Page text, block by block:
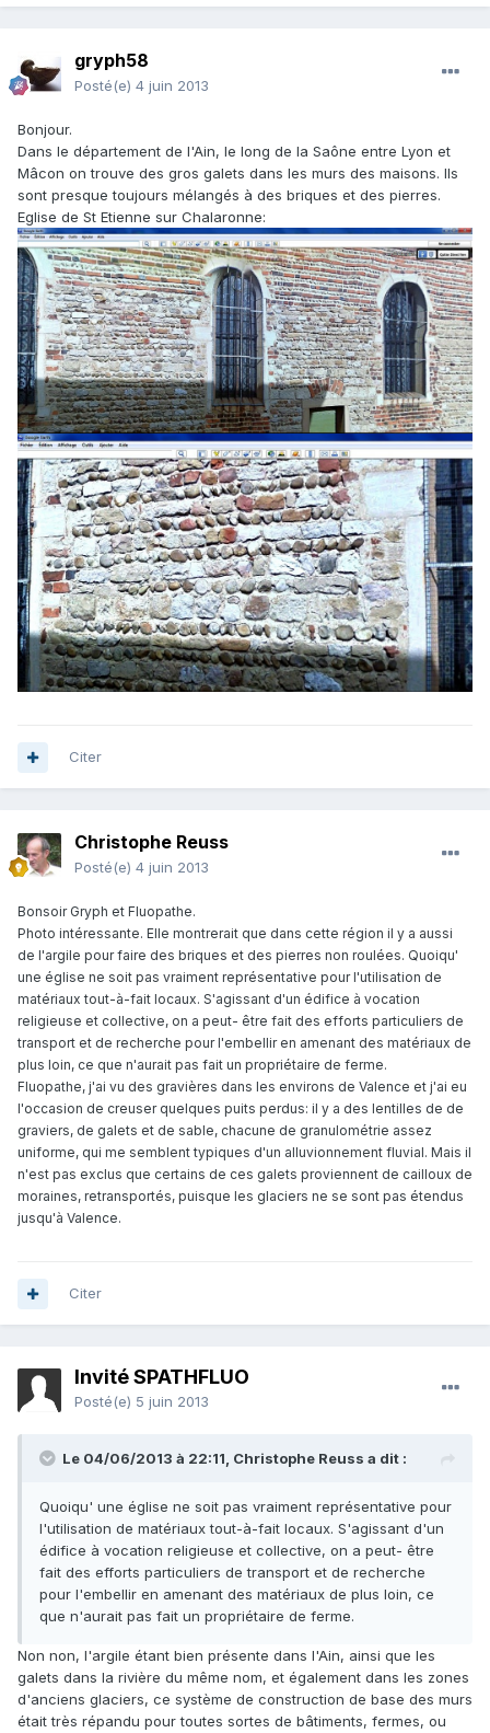
gryph58
Posté(e) 4 juin 2013
Bonjour.
Dans le département de l'Ain, le long de la Saône entre Lyon et
Mâcon on trouve des gros galets dans les murs des maisons. Ils
sont presque toujours mélangés à des briques et des pierres.
Eglise de St Etienne sur Chalaronne:
Citer
Christophe Reuss
Posté(e) 4 juin 2013
Bonsoir Gryph et Fluopathe.
Photo intéressante. Elle montrerait que dans cette région il y a aussi
de l'argile pour faire des briques et des pierres non roulées. Quoiqu'
une église ne soit pas vraiment représentative pour l'utilisation de
matériaux tout-à-fait locaux. S'agissant d'un édifice à vocation
religieuse et collective, on a peut- être fait des efforts particuliers de
transport et de recherche pour l'embellir en amenant des matériaux de
plus loin, ce que n'aurait pas fait un propriétaire de ferme.
Fluopathe, j'ai vu des gravières dans les environs de Valence et j'ai eu
l'occasion de creuser quelques puits perdus: il y a des lentilles de de
graviers, de galets et de sable, chacune de granulométrie assez
uniforme, qui me semblent typiques d'un alluvionnement fluvial. Mais il
n'est pas exclus que certains de ces galets proviennent de cailloux de
moraines, retransportés, puisque les glaciers ne se sont pas étendus
jusqu'à Valence.
Citer
Invité SPATHFLUO
Posté(e) 5 juin 2013
Le 04/06/2013 à 22:11, Christophe Reuss a dit :
Quoiqu' une église ne soit pas vraiment représentative pour
l'utilisation de matériaux tout-à-fait locaux. S'agissant d'un
édifice à vocation religieuse et collective, on a peut- être
fait des efforts particuliers de transport et de recherche
pour l'embellir en amenant des matériaux de plus loin, ce
que n'aurait pas fait un propriétaire de ferme.
Non non, l'argile étant bien présente dans l'Ain, ainsi que les
galets dans la rivière du même nom, et également dans les zones
d'anciens glaciers, ce système de construction de base des murs
était très répandu pour toutes sortes de bâtiments, fermes, ou